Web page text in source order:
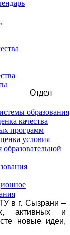
образования
качества
программ
условия
Отдел
в г. Сызрани –
активных и
новые идеи,